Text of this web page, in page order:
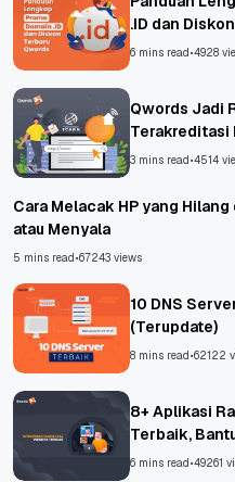
.ID dan
6 mins read•4928
Qwords Jadi
Terakreditasi
Untungnya?
3 mins read•4514
Cara Melacak HP yang Hilang
atau Menyala
5 mins read•67243 views
10 DNS
(Terupdate)
8 mins read•62122
8+ Aplikasi
Terbaik,
Asing!
6 mins read•49261